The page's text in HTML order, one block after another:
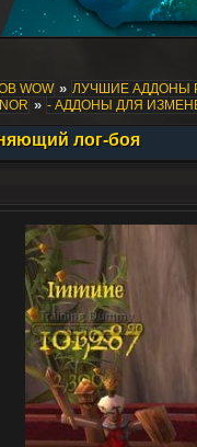
WOW » ЛУЧШИЕ АДДОНЫ
» - АДДОНЫ ДЛЯ
лог-боя